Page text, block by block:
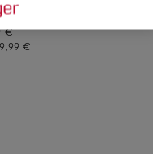
€
€